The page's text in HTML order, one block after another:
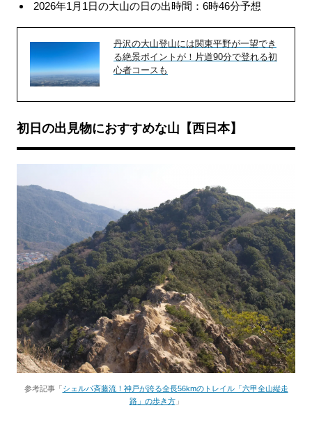
2026年1月1日の大山の日の出時間：6時46分予想
丹沢の大山登山には関東平野が一望でき
る絶景ポイントが！片道90分で登れる初
心者コースも
初日の出見物におすすめな山【西日本】
参考記事「シェルパ斉藤流！神戸が誇る全長56kmのトレイル「六甲全山縦走
路」の歩き方」